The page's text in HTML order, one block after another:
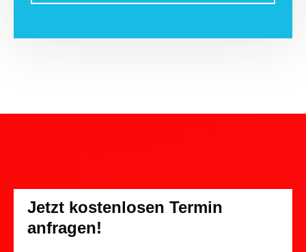
Jetzt kostenlosen Termin
anfragen!